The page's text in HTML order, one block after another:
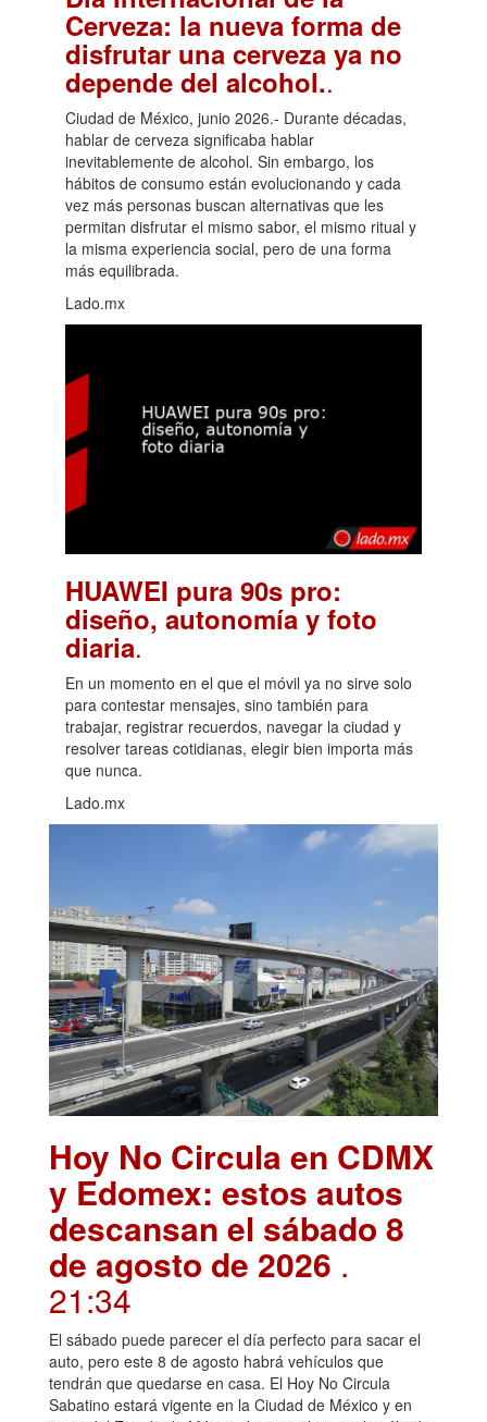
Cerveza: la nueva forma de
disfrutar una cerveza ya no
depende del alcohol..
Ciudad de México, junio 2026.- Durante décadas,
hablar de cerveza significaba hablar
inevitablemente de alcohol. Sin embargo, los
hábitos de consumo están evolucionando y cada
vez más personas buscan alternativas que les
permitan disfrutar el mismo sabor, el mismo ritual y
la misma experiencia social, pero de una forma
más equilibrada.
Lado.mx
HUAWEI pura 90s pro:
diseño, autonomía y foto
diaria.
En un momento en el que el móvil ya no sirve solo
para contestar mensajes, sino también para
trabajar, registrar recuerdos, navegar la ciudad y
resolver tareas cotidianas, elegir bien importa más
que nunca.
Lado.mx
Hoy No Circula en CDMX
y Edomex: estos autos
descansan el sábado 8
de agosto de 2026 .
21:34
El sábado puede parecer el día perfecto para sacar el
auto, pero este 8 de agosto habrá vehículos que
tendrán que quedarse en casa. El Hoy No Circula
Sabatino estará vigente en la Ciudad de México y en